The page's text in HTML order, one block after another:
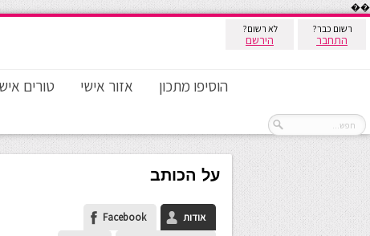
��
רשום כבר?
התחבר
לא רשום?
הירשם
הוסיפו מתכון אזור אישי טורים
על הכותב
אודות
Facebook